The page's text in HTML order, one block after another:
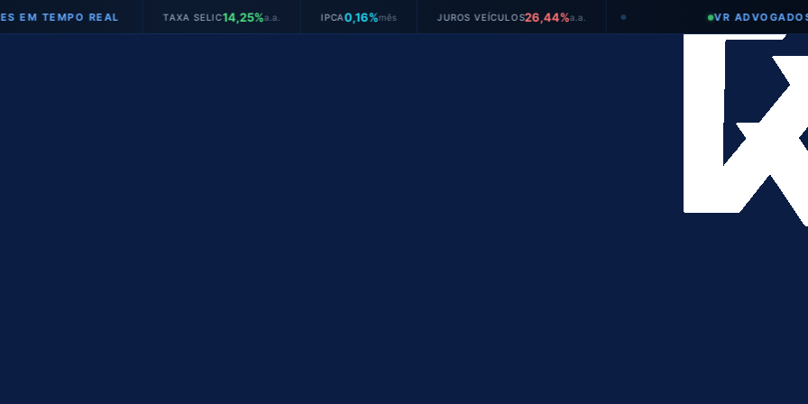
REAL TAXA SELIC14,25%a.a. IPCA 0,16%mês JUROS VEÍCULOS26,44%a.a. ● VR ADVOGADOS